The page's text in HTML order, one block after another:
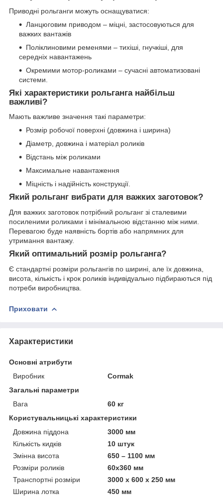
Приводні рольганги можуть оснащуватися:
Ланцюговим приводом – міцні, застосовуються для
важких вантажів
Поліклиновими ременями – тихіші, гнучкіші, для
середніх навантажень
Окремими мотор-роликами – сучасні автоматизовані
системи.
Які характеристики рольганга найбільш
важливі?
Мають важливе значення такі параметри:
Розмір робочої поверхні (довжина і ширина)
Діаметр, довжина і матеріал роликів
Відстань між роликами
Максимальне навантаження
Міцність і надійність конструкції.
Який рольганг вибрати для важких заготовок?
Для важких заготовок потрібний рольганг зі сталевими
посиленими роликами і мінімальною відстанню між ними.
Перевагою буде наявність бортів або напрямних для
утримання вантажу.
Який оптимальний розмір рольганга?
Є стандартні розміри рольгангів по ширині, але їх довжина,
висота, кількість і крок роликів індивідуально підбираються під
потреби виробництва.
Приховати
Характеристики
Основні атрибути
Виробник
Cormak
Загальні параметри
Вага
60 кг
Користувальницькі характеристики
Довжина піддона
3000 мм
Кількість кидків
10 штук
Змінна висота
650 – 1100 мм
Розміри роликів
60x360 мм
Транспортні розміри
3000 x 600 x 250 мм
Ширина лотка
450 мм